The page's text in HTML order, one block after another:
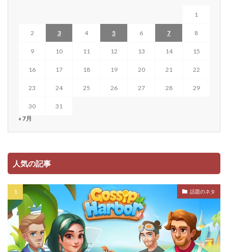
1
2 3 4 5 6 7 8
9 10 11 12 13 14 15
16 17 18 19 20 21 22
23 24 25 26 27 28 29
30
31
« 7月
人気の記事
話題のネタ